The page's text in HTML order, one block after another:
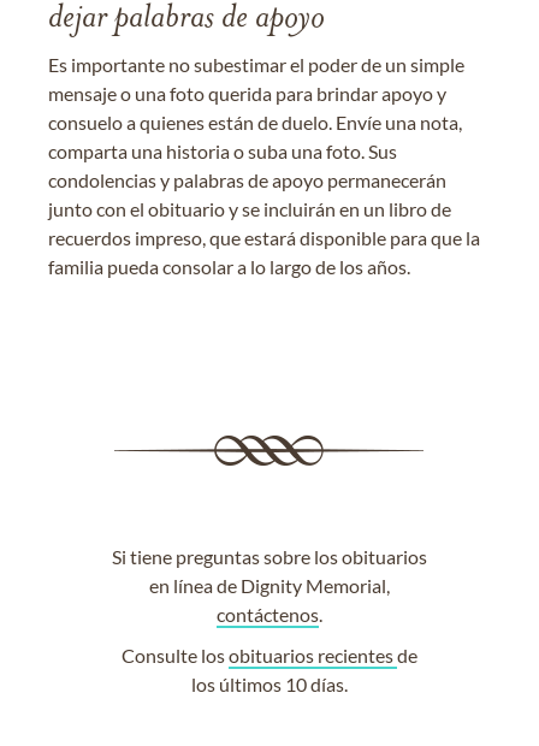
dejar palabras de apoyo
Es importante no subestimar el poder de un simple
mensaje o una foto querida para brindar apoyo y
consuelo a quienes están de duelo. Envíe una nota,
comparta una historia o suba una foto. Sus
condolencias y palabras de apoyo permanecerán
junto con el obituario y se incluirán en un libro de
recuerdos impreso, que estará disponible para que la
familia pueda consolar a lo largo de los años.
Si tiene preguntas sobre los obituarios
en línea de Dignity Memorial,
contáctenos.
Consulte losobituarios recientesde
los últimos 10 días.